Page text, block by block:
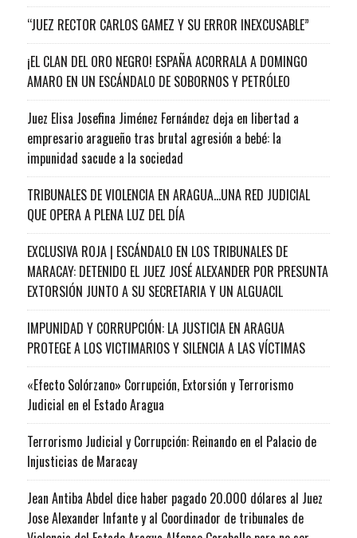
“JUEZ RECTOR CARLOS GAMEZ Y SU ERROR INEXCUSABLE”
¡EL CLAN DEL ORO NEGRO! ESPAÑA ACORRALA A DOMINGO
AMARO EN UN ESCÁNDALO DE SOBORNOS Y PETRÓLEO
Juez Elisa Josefina Jiménez Fernández deja en libertad a
empresario aragueño tras brutal agresión a bebé: la
impunidad sacude a la sociedad
TRIBUNALES DE VIOLENCIA EN ARAGUA…UNA RED JUDICIAL
QUE OPERA A PLENA LUZ DEL DÍA
EXCLUSIVA ROJA | ESCÁNDALO EN LOS TRIBUNALES DE
MARACAY: DETENIDO EL JUEZ JOSÉ ALEXANDER POR PRESUNTA
EXTORSIÓN JUNTO A SU SECRETARIA Y UN ALGUACIL
IMPUNIDAD Y CORRUPCIÓN: LA JUSTICIA EN ARAGUA
PROTEGE A LOS VICTIMARIOS Y SILENCIA A LAS VÍCTIMAS
«Efecto Solórzano» Corrupción, Extorsión y Terrorismo
Judicial en el Estado Aragua
Terrorismo Judicial y Corrupción: Reinando en el Palacio de
Injusticias de Maracay
Jean Antiba Abdel dice haber pagado 20.000 dólares al Juez
Jose Alexander Infante y al Coordinador de tribunales de